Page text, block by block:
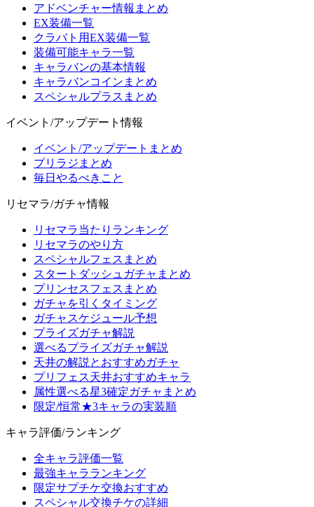
アドベンチャー情報まとめ
EX装備一覧
クラバト用EX装備一覧
装備可能キャラ一覧
キャラバンの基本情報
キャラバンコインまとめ
スペシャルプラスまとめ
イベント/アップデート情報
イベント/アップデートまとめ
プリラジまとめ
毎日やるべきこと
リセマラ/ガチャ情報
リセマラ当たりランキング
リセマラのやり方
スペシャルフェスまとめ
スタートダッシュガチャまとめ
プリンセスフェスまとめ
ガチャを引くタイミング
ガチャスケジュール予想
プライズガチャ解説
選べるプライズガチャ解説
天井の解説とおすすめガチャ
プリフェス天井おすすめキャラ
属性選べる星3確定ガチャまとめ
限定/恒常★3キャラの実装順
キャラ評価/ランキング
全キャラ評価一覧
最強キャラランキング
限定サプチケ交換おすすめ
スペシャル交換チケの詳細